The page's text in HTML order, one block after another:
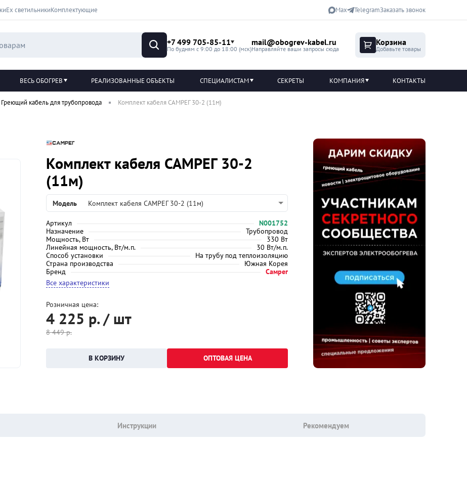
Ех светильникиКомплектующие Max TelegramЗаказать звонок
+7 499 705-85-11
По будням с 9:00 до 18:00 (мск)
mail@obogrev-kabel.ru
Направляйте ваши запросы сюда
Корзина
Добавьте товары
ВЕСЬ ОБОГРЕВ РЕАЛИЗОВАННЫЕ ОБЪЕКТЫ СПЕЦИАЛИСТАМ СЕКРЕТЫ КОМПАНИЯ КОНТАКТЫ
Греющий кабель для трубопровода Комплект кабеля САМРЕГ 30-2 (11м)
Комплект кабеля САМРЕГ 30-2
(11м)
Модель Комплект кабеля САМРЕГ 30-2 (11м)
Артикул
N001752
Назначение
Трубопровод
Мощность, Вт
330 Вт
Линейная мощность, Вт/м.п.
30 Вт/м.п.
Способ установки
На трубу под теплоизоляцию
Страна производства
Южная Корея
Бренд
Самрег
Все характеристики
Розничная цена:
4 225 р. / шт
8 449р.
ОПТОВАЯ ЦЕНА
Инструкции Рекомендуем